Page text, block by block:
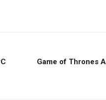
Game of Thrones